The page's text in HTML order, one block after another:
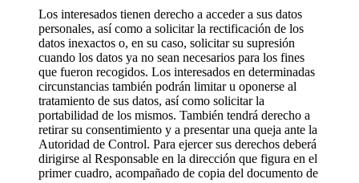
Los interesados ​​tienen derecho a acceder a sus datos
personales, así como a solicitar la rectificación de los
datos inexactos o, en su caso, solicitar su supresión
cuando los datos ya no sean necesarios para los fines
que fueron recogidos. Los interesados ​​en determinadas
circunstancias también podrán limitar u oponerse al
tratamiento de sus datos, así como solicitar la
portabilidad de los mismos. También tendrá derecho a
retirar su consentimiento y a presentar una queja ante la
Autoridad de Control. Para ejercer sus derechos deberá
dirigirse al Responsable en la dirección que figura en el
primer cuadro, acompañado de copia del documento de